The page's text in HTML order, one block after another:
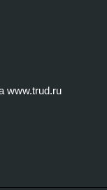
www.trud.ru